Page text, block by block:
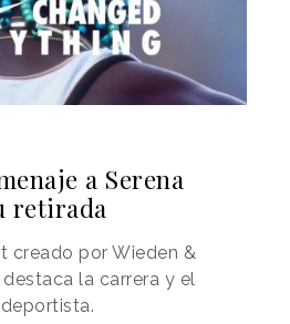
a Serena
retirada
creado por Wieden &
la carrera y el